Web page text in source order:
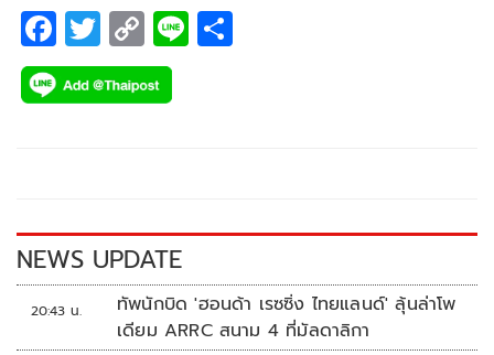
F
ac
e
k
T
wi
tt
C
o
p
k
Li
NEWS UPDATE
20:43 น.
ทัพนักบิด 'ฮอนด้า เรซซิ่ง ไทยแลนด์' ลุ้นล่าโพ
เดียม ARRC สนาม 4 ที่มัลดาลิกา